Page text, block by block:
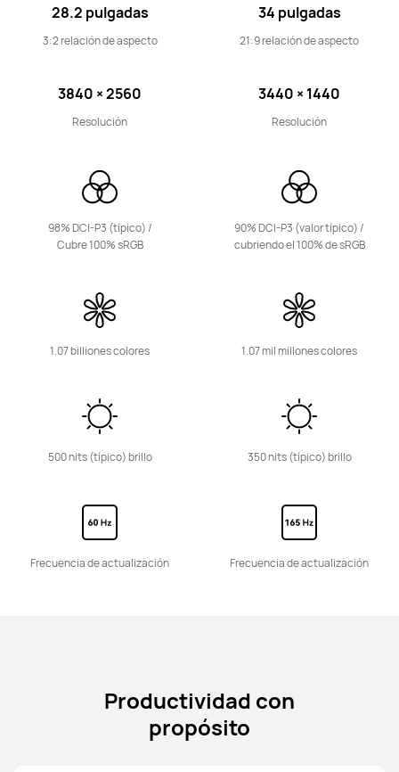
MateView GT 34" Sound Edition
MateView GT 34" Standard Edition
MateView Series
MateView
Conoce más
28.2 pulgadas
3:2 relación de aspecto
3840 × 2560
Resolución
98% DCI-P3 (típico) /
Cubre 100% sRGB
1.07 billiones colores
500 nits (típico) brillo
Frecuencia deactualización
34 pulgadas
21:9 relación de aspecto
3440 × 1440
Resolución
90% DCI-P3 (valortípico) /
cubriendoel100%desRGB
1.07 mil millones colores
350 nits (típico) brillo
Frecuencia deactualización
Productividad con
propósito